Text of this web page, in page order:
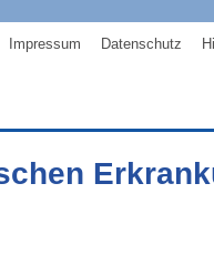
Impressum Datenschutz